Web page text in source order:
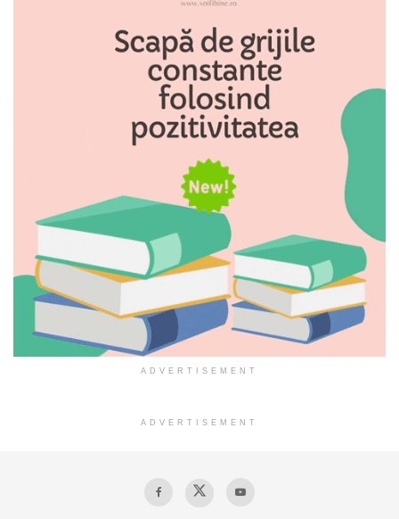
ADVERTISEMENT
ADVERTISEMENT